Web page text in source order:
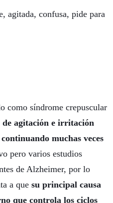
agitada, confusa, pide para
como síndrome crepuscular
de agitación e irritación
muchas veces
pero varios estudios
de Alzheimer, por lo
a que su principal causa
que controla los ciclos